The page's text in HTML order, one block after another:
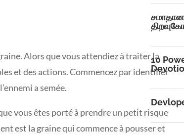
Alors que vous attendiez à traiter la
et des actions. Commencez par identifier
a semée.
vous êtes porté à prendre un petit risque
est la graine qui commence à pousser et
10